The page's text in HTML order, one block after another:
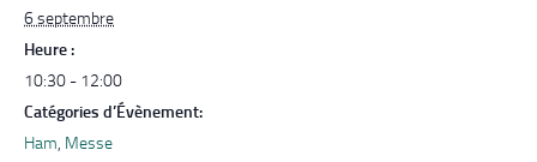
6 septembre
Heure :
10:30 - 12:00
Catégories d’Évènement:
Ham, Messe